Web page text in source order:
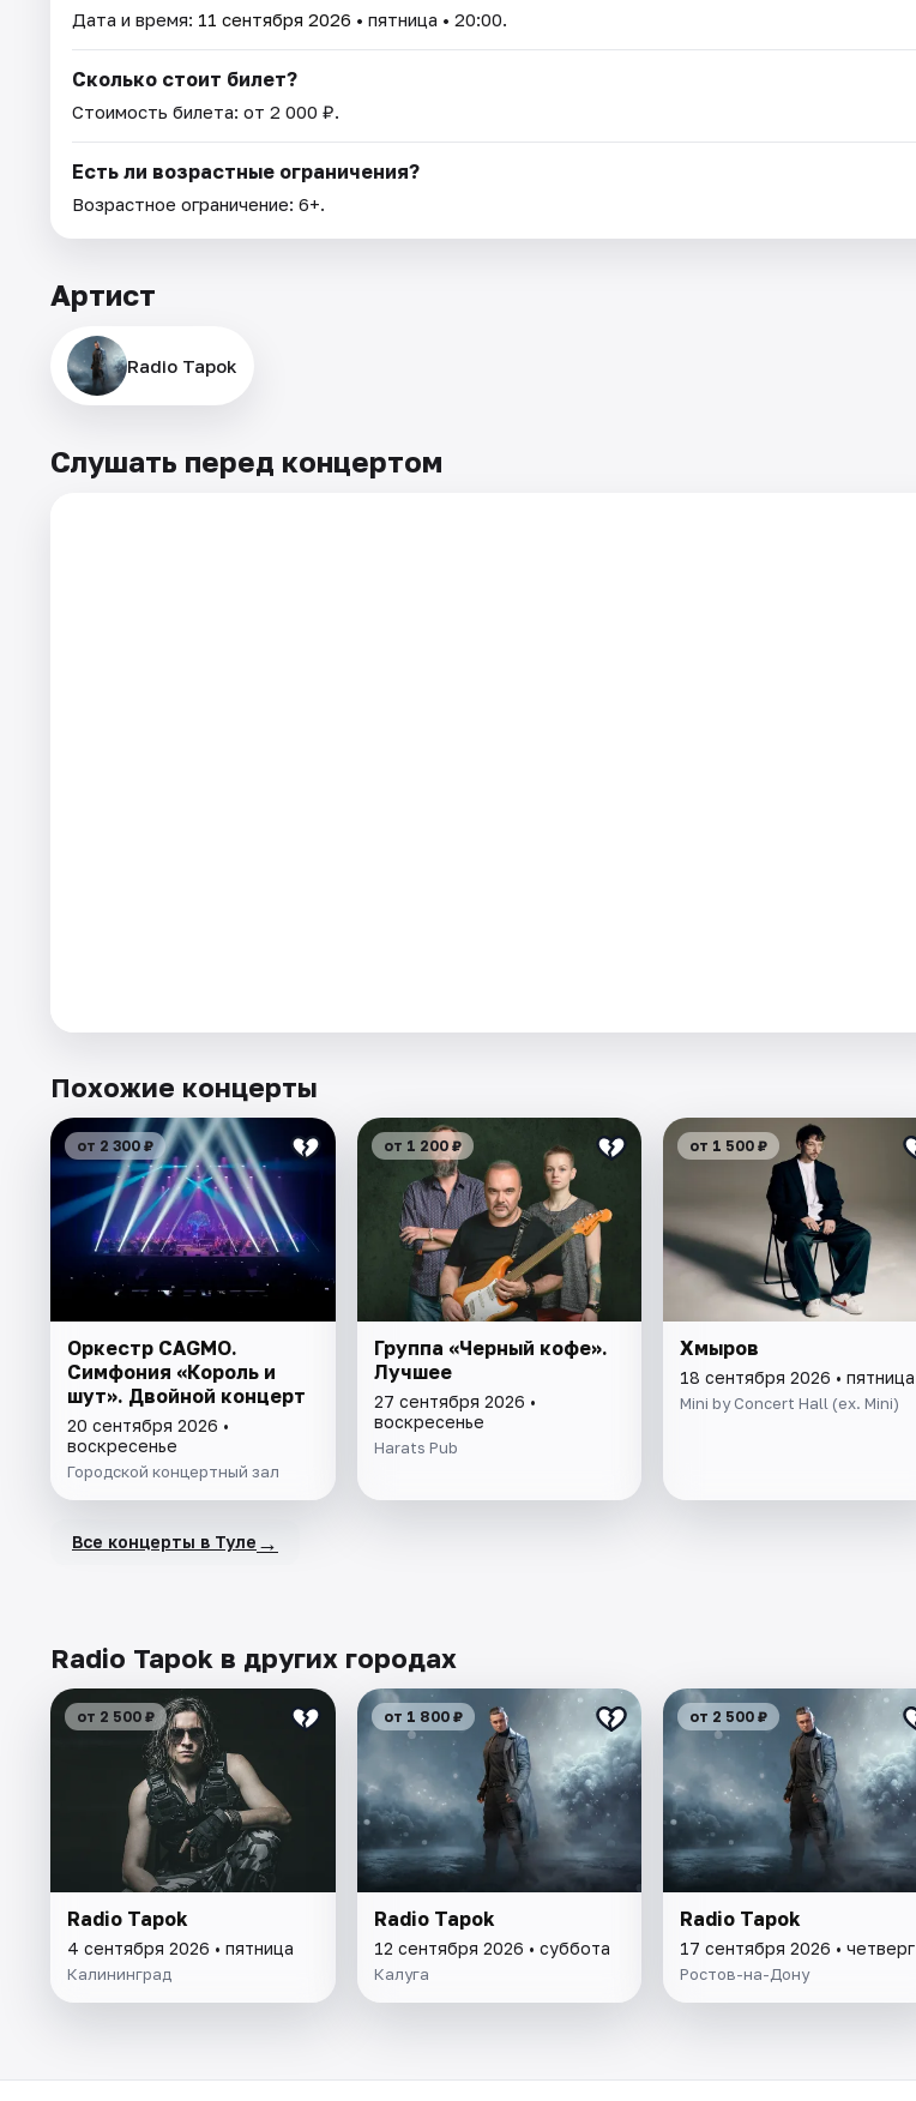
Дата и время: 11 сентября 2026 • пятница • 20:00.
Сколько стоит билет?
Стоимость билета: от 2 000 ₽.
Есть ли возрастные ограничения?
Возрастное ограничение: 6+.
Артист
Radio Tapok
Слушать перед концертом
Похожие концерты
от 2 300 ₽
Оркестр CAGMO.
Симфония «Король и
шут». Двойной концерт
20 сентября 2026 •
воскресенье
Городской концертный зал
от 1 200 ₽
Группа «Черный кофе».
Лучшее
27 сентября 2026 •
воскресенье
Harats Pub
от 1 500 ₽
Хмыров
18 сентября 2026 • пятница
Mini by Concert Hall (ex. Mini)
Все концерты в Туле →
Radio Tapok в других городах
от 2 500 ₽
Radio Tapok
4 сентября 2026 • пятница
Калининград
от 1 800 ₽
Radio Tapok
12 сентября 2026 • суббота
Калуга
от 2 500 ₽
Radio Tapok
17 сентября 2026 • четверг
Ростов-на-Дону